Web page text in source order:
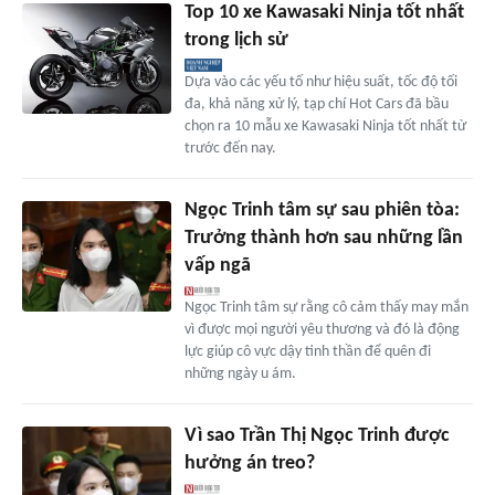
Top 10 xe Kawasaki Ninja tốt nhất
trong lịch sử
Dựa vào các yếu tố như hiệu suất, tốc độ tối
đa, khả năng xử lý, tạp chí Hot Cars đã bầu
chọn ra 10 mẫu xe Kawasaki Ninja tốt nhất từ
trước đến nay.
Ngọc Trinh tâm sự sau phiên tòa:
Trưởng thành hơn sau những lần
vấp ngã
Ngọc Trinh tâm sự rằng cô cảm thấy may mắn
vì được mọi người yêu thương và đó là động
lực giúp cô vực dậy tinh thần để quên đi
những ngày u ám.
Vì sao Trần Thị Ngọc Trinh được
hưởng án treo?